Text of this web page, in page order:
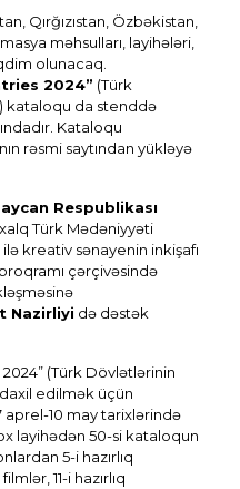
Qırğızıstan, Özbəkistan,
məhsulları, layihələri,
olunacaq.
2024” (Türk
kataloqu da stenddə
Kataloqu
rəsmi saytından yükləyə
Respublikası
Türk Mədəniyyəti
ilə kreativ sənayenin inkişafı
proqramı çərçivəsində
Nazirliyi də dəstək
(Türk Dövlətlərinin
edilmək üçün
aprel-10 may tarixlərində
layihədən 50-si kataloqun
5-i hazırlıq
11-i hazırlıq